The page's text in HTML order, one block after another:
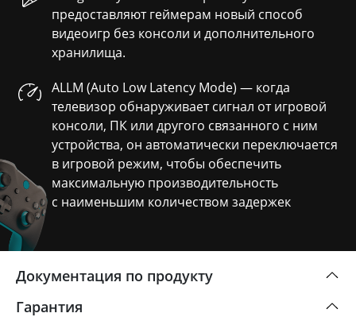
предоставляют геймерам новый способ
видеоигр без консоли и дополнительного
хранилища.
ALLM (Auto Low Latency Mode) — когда
телевизор обнаруживает сигнал от игровой
консоли, ПК или другого связанного с ним
устройства, он автоматически переключается
в игровой режим, чтобы обеспечить
максимальную производительность
с наименьшим количеством задержек
Документация по продукту
Гарантия